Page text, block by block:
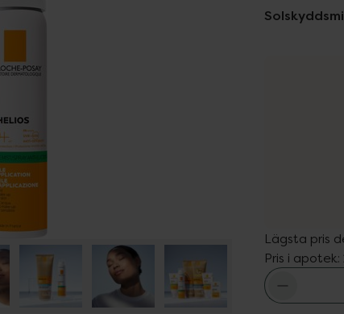
Lägsta pris
Pris i apotek: